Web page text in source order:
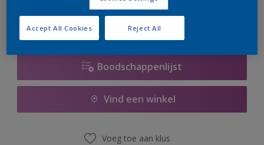
Boodschappenlijst
Vind een winkel
Voeg toe aan klus
Reject All
Accept All Cookies